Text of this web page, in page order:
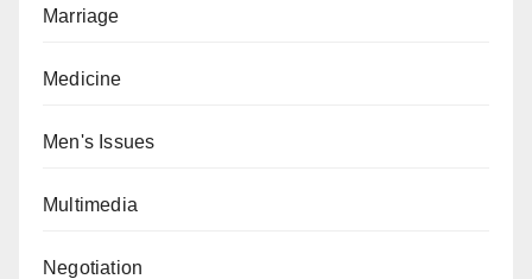
Marriage
Medicine
Men's Issues
Multimedia
Negotiation